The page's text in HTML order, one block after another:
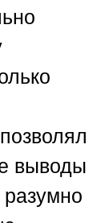
выводы
разумно